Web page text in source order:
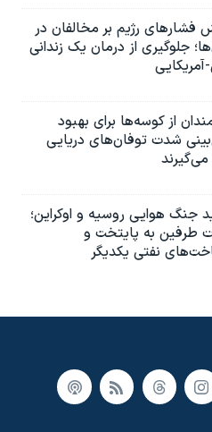
فشارهای رژیم بر مخالفان در
جلوگیری از درمان یک زندانی
آمریکایی
از کوسه‌ها برای بهبود
شدت توفان‌های دریایی
جنگ هوایی روسیه و اوکراین؛
طرفین به پایتخت‌ و
نفتی یکدیگر